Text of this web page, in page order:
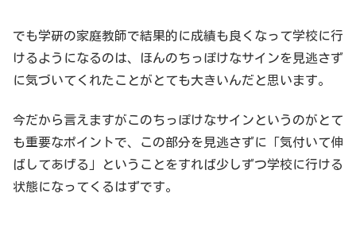
でも学研の家庭教師で結果的に成績も良くなって学校に行
けるようになるのは、ほんのちっぽけなサインを見逃さず
に気づいてくれたことがとても大きいんだと思います。
今だから言えますがこのちっぽけなサインというのがとて
も重要なポイントで、この部分を見逃さずに「気付いて伸
ばしてあげる」ということをすれば少しずつ学校に行ける
状態になってくるはずです。